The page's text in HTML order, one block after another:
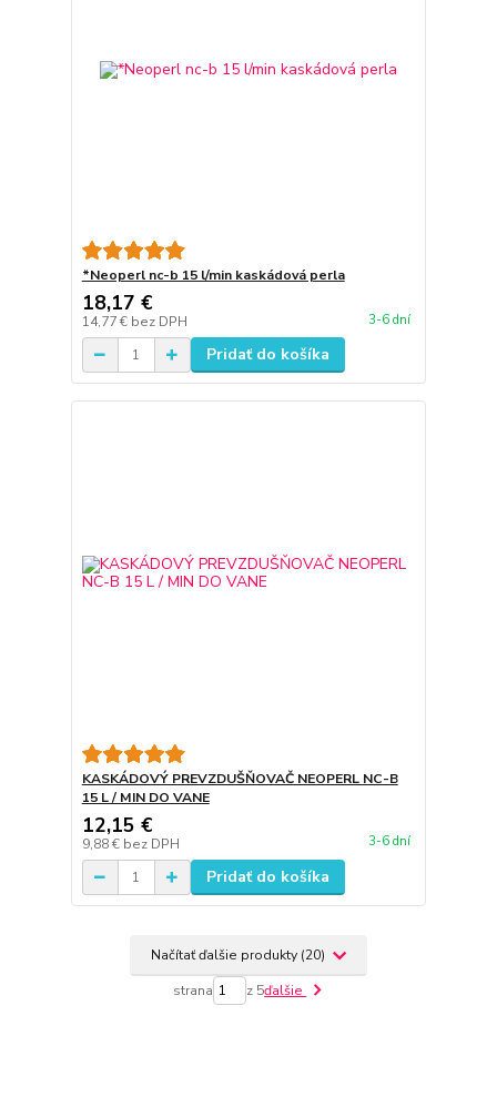
*Neoperl nc-b 15 l/min kaskádová perla
18,17 €
14,77 € bez DPH 3-6 dní
Pridať do košíka
KASKÁDOVÝ PREVZDUŠŇOVAČ NEOPERL NC-B
15 L / MIN DO VANE
12,15 €
9,88 € bez DPH 3-6 dní
Pridať do košíka
Načítať ďalšie produkty (20)
strana z 5ďalšie